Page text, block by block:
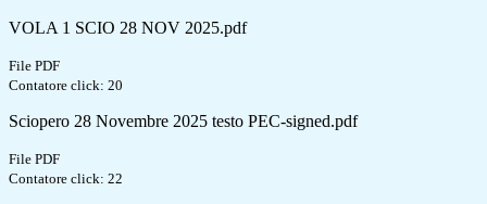
VOLA 1 SCIO 28 NOV 2025.pdf
File PDF
Contatore click: 20
Sciopero 28 Novembre 2025 testo PEC-signed.pdf
File PDF
Contatore click: 22